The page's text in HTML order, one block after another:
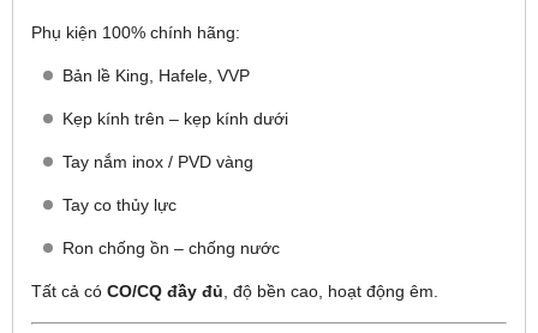
Phụ kiện 100% chính hãng:
Bản lề King, Hafele, VVP
Kẹp kính trên – kẹp kính dưới
Tay nắm inox / PVD vàng
Tay co thủy lực
Ron chống ồn – chống nước
Tất cả có CO/CQ đầy đủ , độ bền cao, hoạt động êm.